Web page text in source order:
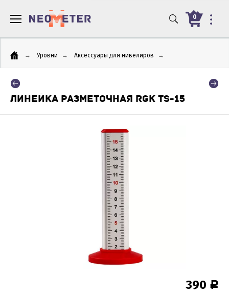
0
→ Уровни → Аксессуары для нивелиров →
ЛИНЕЙКА РАЗМЕТОЧНАЯ RGK TS-15
390 Р